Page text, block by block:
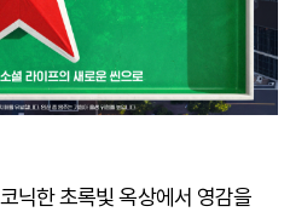
닉한 초록빛 옥상에서 영감을